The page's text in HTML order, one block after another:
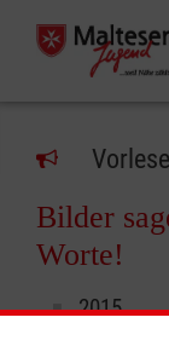
Bilder
Worte!
2015